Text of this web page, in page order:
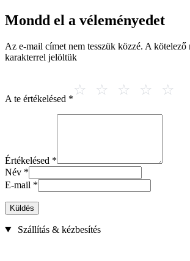
Mondd el a véleményedet
Az e-mail címet nem tesszük közzé. A kötelező
karakterrel jelöltük
A te értékelésed *
Értékelésed *
Név *
E-mail *
Küldés
Szállítás & kézbesítés